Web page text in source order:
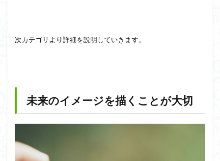
次カテゴリより詳細を説明していきます。
未来のイメージを描くことが大切